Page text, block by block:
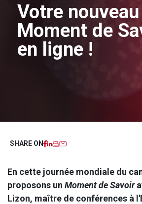
You may be looking for:
Seminars Master
Votre nouveau
Moment de
en ligne !
SHARE ON Facebook
LinkedIn
Imprimer
En cette journée mondiale du
proposons un Moment de Savoir
Lizon, maître de conférences à